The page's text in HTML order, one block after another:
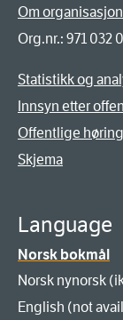
Om
Org.nr.: 971 032
Statistikk og
Innsyn etter
Offentlige
Skjema
Language
Norsk bokmål
Norsk nynorsk
English (not